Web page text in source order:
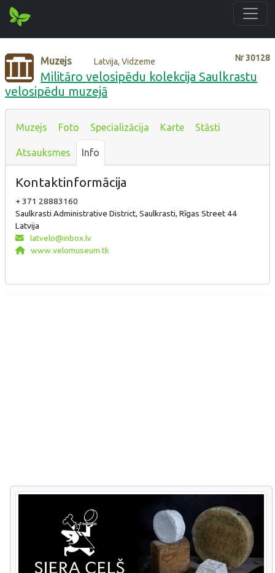
Nr30128
Muzejs Latvija, Vidzeme
Militāro velosipēdu kolekcija Saulkrastu
velosipēdu muzejā
Muzejs Foto Specializācija Karte Stāsti
Atsauksmes Info
Kontaktinformācija
+ 371 28883160
Saulkrasti Administrative District, Saulkrasti, Rīgas Street 44
Latvija
latvelo@inbox.lv
www.velomuseum.tk